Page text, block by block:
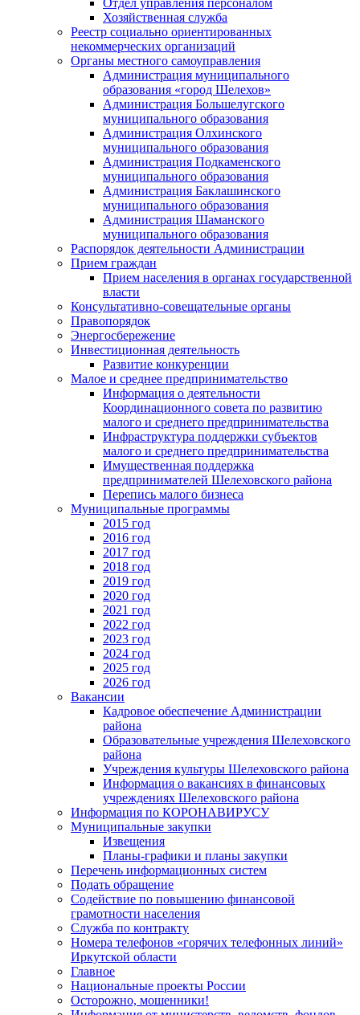
Хозяйственная служба
Реестр социально ориентированных
некоммерческих организаций
Органы местного самоуправления
Администрация муниципального
образования «город Шелехов»
Администрация Большелугского
муниципального образования
Администрация Олхинского
муниципального образования
Администрация Подкаменского
муниципального образования
Администрация Баклашинского
муниципального образования
Администрация Шаманского
муниципального образования
Распорядок деятельности Администрации
Прием граждан
Прием населения в органах государственной
власти
Консультативно-совещательные органы
Правопорядок
Энергосбережение
Инвестиционная деятельность
Развитие конкуренции
Малое и среднее предпринимательство
Информация о деятельности
Координационного совета по развитию
малого и среднего предпринимательства
Инфраструктура поддержки субъектов
малого и среднего предпринимательства
Имущественная поддержка
предпринимателей Шелеховского района
Перепись малого бизнеса
Муниципальные программы
2015 год
2016 год
2017 год
2018 год
2019 год
2020 год
2021 год
2022 год
2023 год
2024 год
2025 год
2026 год
Вакансии
Кадровое обеспечение Администрации
района
Образовательные учреждения Шелеховского
района
Учреждения культуры Шелеховского района
Информация о вакансиях в финансовых
учреждениях Шелеховского района
Информация по КОРОНАВИРУСУ
Муниципальные закупки
Извещения
Планы-графики и планы закупки
Перечень информационных систем
Подать обращение
Содействие по повышению финансовой
грамотности населения
Служба по контракту
Номера телефонов «горячих телефонных линий»
Иркутской области
Главное
Национальные проекты России
Осторожно, мошенники!